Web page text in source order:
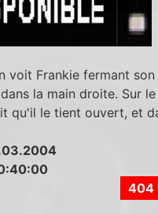
voit Frankie fermant
la main droite. Sur
qu'il le tient ouvert, et
404